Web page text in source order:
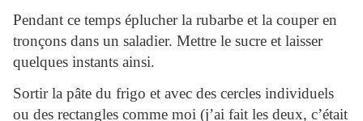
Pendant ce temps éplucher la rubarbe et la couper en
tronçons dans un saladier. Mettre le sucre et laisser
quelques instants ainsi.
Sortir la pâte du frigo et avec des cercles individuels
ou des rectangles comme moi (j’ai fait les deux, c’était